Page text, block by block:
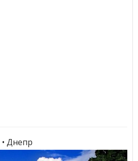
• Днепр